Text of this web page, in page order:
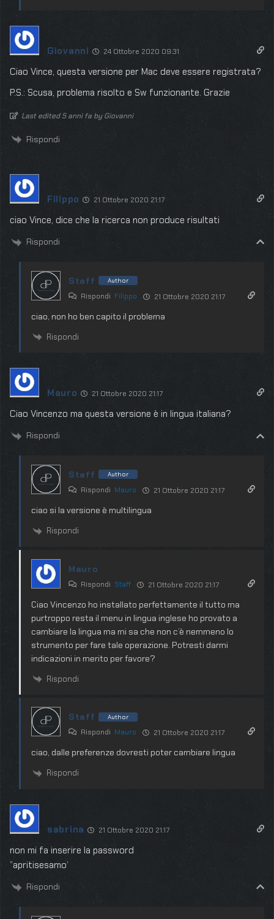
Giovanni 24 Ottobre 2020 09:31
Ciao Vince, questa versione per Mac deve essere registrata?
P.S.: Scusa, problema risolto e Sw funzionante. Grazie
Last edited 5 anni fa by Giovanni
Rispondi
Filippo 21 Ottobre 2020 21:17
ciao Vince, dice che la ricerca non produce risultati
Rispondi
Staff Author
Rispondi Filippo 21 Ottobre 2020 21:17
ciao, non ho ben capito il problema
Rispondi
Mauro 21 Ottobre 2020 21:17
Ciao Vincenzo ma questa versione è in lingua italiana?
Rispondi
Staff Author
Rispondi Mauro 21 Ottobre 2020 21:17
ciao si la versione è multilingua
Rispondi
Mauro
Rispondi Staff 21 Ottobre 2020 21:17
Ciao Vincenzo ho installato perfettamente il tutto ma
purtroppo resta il menu in lingua inglese ho provato a
cambiare la lingua ma mi sa che non c’è nemmeno lo
strumento per fare tale operazione. Potresti darmi
indicazioni in merito per favore?
Rispondi
Staff Author
Rispondi Mauro 21 Ottobre 2020 21:17
ciao, dalle preferenze dovresti poter cambiare lingua
Rispondi
sabrina 21 Ottobre 2020 21:17
non mi fa inserire la password
”apritisesamo’
Rispondi